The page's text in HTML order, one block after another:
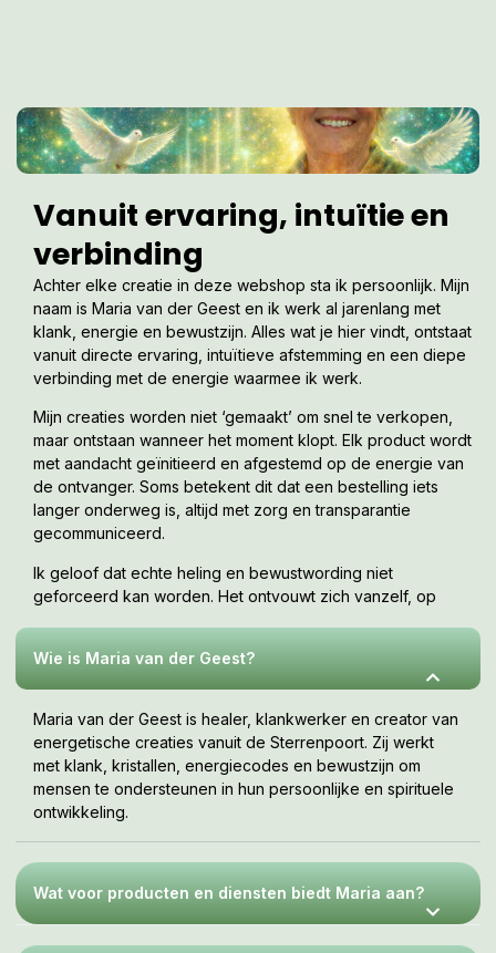
Vanuit ervaring, intuïtie en
verbinding
Achter elke creatie in deze webshop sta ik persoonlijk. Mijn
naam is Maria van der Geest en ik werk al jarenlang met
klank, energie en bewustzijn. Alles wat je hier vindt, ontstaat
vanuit directe ervaring, intuïtieve afstemming en een diepe
verbinding met de energie waarmee ik werk.
Mijn creaties worden niet ‘gemaakt’ om snel te verkopen,
maar ontstaan wanneer het moment klopt. Elk product wordt
met aandacht geïnitieerd en afgestemd op de energie van
de ontvanger. Soms betekent dit dat een bestelling iets
langer onderweg is, altijd met zorg en transparantie
gecommuniceerd.
Ik geloof dat echte heling en bewustwording niet
geforceerd kan worden. Het ontvouwt zich vanzelf, op
Wie is Maria van der Geest?
Maria van der Geest is healer, klankwerker en creator van
energetische creaties vanuit de Sterrenpoort. Zij werkt
met klank, kristallen, energiecodes en bewustzijn om
mensen te ondersteunen in hun persoonlijke en spirituele
ontwikkeling.
Wat voor producten en diensten biedt Maria aan?